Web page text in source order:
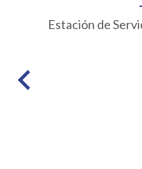
Estación de